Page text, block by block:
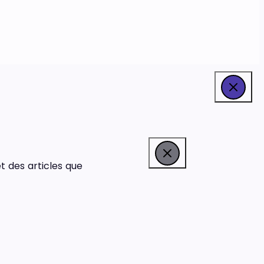
des articles que